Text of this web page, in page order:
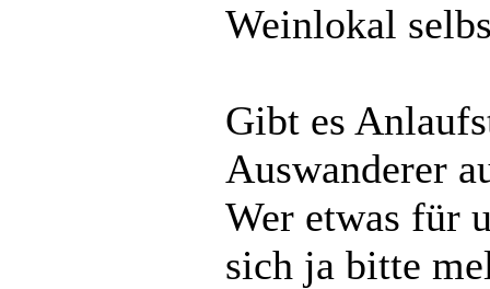
Weinlokal
Gibt es
Auswanderer
Wer etwas für
sich ja bitte